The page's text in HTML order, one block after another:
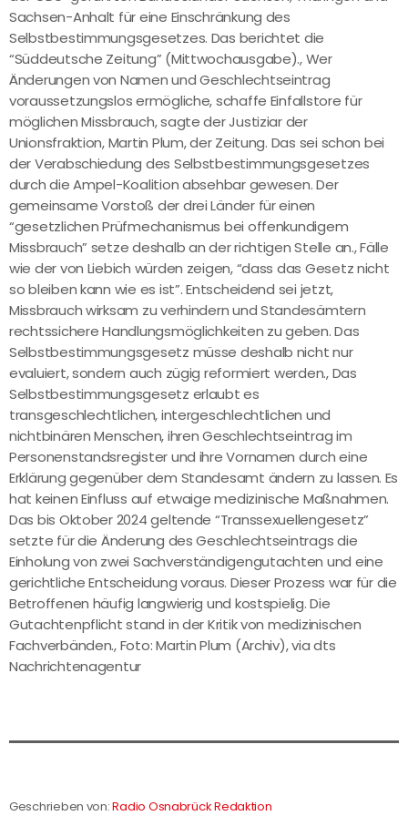
Sachsen-Anhalt für eine Einschränkung des
Selbstbestimmungsgesetzes. Das berichtet die
“Süddeutsche Zeitung” (Mittwochausgabe)., Wer
Änderungen von Namen und Geschlechtseintrag
voraussetzungslos ermögliche, schaffe Einfallstore für
möglichen Missbrauch, sagte der Justiziar der
Unionsfraktion, Martin Plum, der Zeitung. Das sei schon bei
der Verabschiedung des Selbstbestimmungsgesetzes
durch die Ampel-Koalition absehbar gewesen. Der
gemeinsame Vorstoß der drei Länder für einen
“gesetzlichen Prüfmechanismus bei offenkundigem
Missbrauch” setze deshalb an der richtigen Stelle an., Fälle
wie der von Liebich würden zeigen, “dass das Gesetz nicht
so bleiben kann wie es ist”. Entscheidend sei jetzt,
Missbrauch wirksam zu verhindern und Standesämtern
rechtssichere Handlungsmöglichkeiten zu geben. Das
Selbstbestimmungsgesetz müsse deshalb nicht nur
evaluiert, sondern auch zügig reformiert werden., Das
Selbstbestimmungsgesetz erlaubt es
transgeschlechtlichen, intergeschlechtlichen und
nichtbinären Menschen, ihren Geschlechtseintrag im
Personenstandsregister und ihre Vornamen durch eine
Erklärung gegenüber dem Standesamt ändern zu lassen. Es
hat keinen Einfluss auf etwaige medizinische Maßnahmen.
Das bis Oktober 2024 geltende “Transsexuellengesetz”
setzte für die Änderung des Geschlechtseintrags die
Einholung von zwei Sachverständigengutachten und eine
gerichtliche Entscheidung voraus. Dieser Prozess war für die
Betroffenen häufig langwierig und kostspielig. Die
Gutachtenpflicht stand in der Kritik von medizinischen
Fachverbänden., Foto: Martin Plum (Archiv), via dts
Nachrichtenagentur
Geschrieben von:Radio Osnabrück Redaktion